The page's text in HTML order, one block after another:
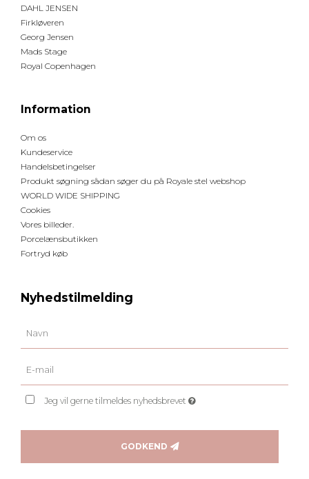
DAHL JENSEN
Firkløveren
Georg Jensen
Mads Stage
Royal Copenhagen
Information
Om os
Kundeservice
Handelsbetingelser
Produkt søgning sådan søger du på Royale stel webshop
WORLD WIDE SHIPPING
Cookies
Vores billeder.
Porcelænsbutikken
Fortryd køb
Nyhedstilmelding
Jeg vil gerne tilmeldes nyhedsbrevet
GODKEND